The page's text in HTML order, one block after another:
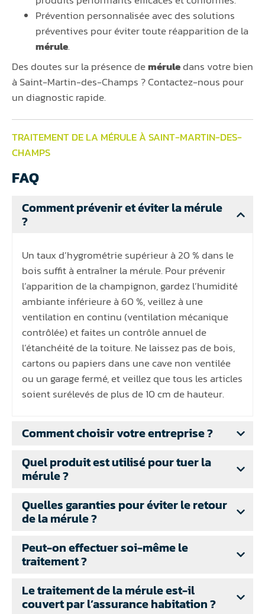
Prévention personnalisée avec des solutions
préventives pour éviter toute réapparition de la
mérule.
Des doutes sur la présence deméruledans votre bien
à Saint-Martin-des-Champs ? Contactez-nous pour
un diagnostic rapide.
TRAITEMENT DE LA MÉRULE À SAINT-MARTIN-DES-
CHAMPS
FAQ
Comment prévenir et éviter la mérule
?
Un taux d’hygrométrie supérieur à 20 % dans le
bois suffit à entraîner la mérule. Pour prévenir
l’apparition de la champignon, gardez l’humidité
ambiante inférieure à 60 %, veillez à une
ventilation en continu (ventilation mécanique
contrôlée) et faites un contrôle annuel de
l’étanchéité de la toiture. Ne laissez pas de bois,
cartons ou papiers dans une cave non ventilée
ou un garage fermé, et veillez que tous les articles
soient surélevés de plus de 10 cm de hauteur.
Comment choisir votre entreprise ?
Quel produit est utilisé pour tuer la
mérule ?
Quelles garanties pour éviter le retour
de la mérule ?
Peut-on effectuer soi-même le
traitement ?
Le traitement de la mérule est-il
couvert par l’assurance habitation ?